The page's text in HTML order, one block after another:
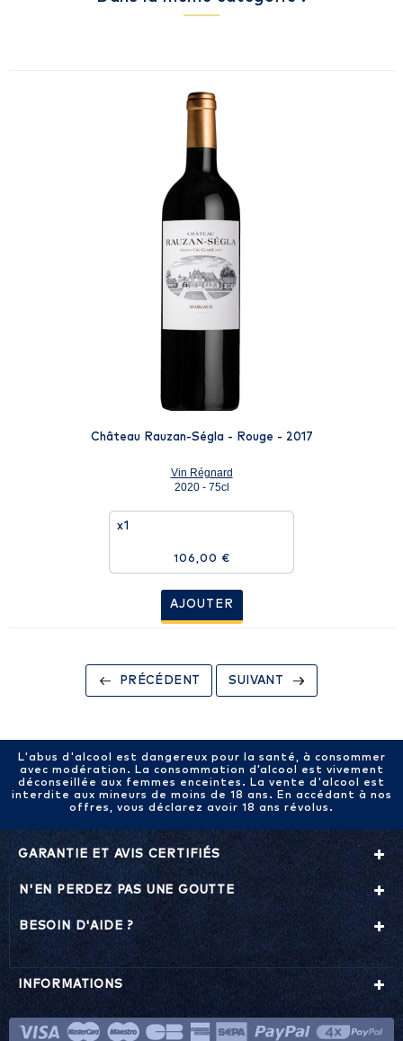
Château Rauzan-Ségla - Rouge - 2017
Vin Régnard
2020 - 75cl
x1
106,00 €
AJOUTER
PRÉCÉDENT SUIVANT
L'abus d'alcool est dangereux pour la santé, à consommer
avec modération. La consommation d’alcool est vivement
déconseillée aux femmes enceintes. La vente d'alcool est
interdite aux mineurs de moins de 18 ans. En accédant à nos
offres, vous déclarez avoir 18 ans révolus.
GARANTIE ET AVIS CERTIFIÉS
N'EN PERDEZ PAS UNE GOUTTE
BESOIN D'AIDE ?
INFORMATIONS